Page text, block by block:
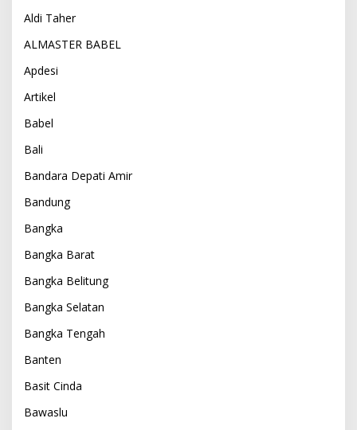
Aldi Taher
ALMASTER BABEL
Apdesi
Artikel
Babel
Bali
Bandara Depati Amir
Bandung
Bangka
Bangka Barat
Bangka Belitung
Bangka Selatan
Bangka Tengah
Banten
Basit Cinda
Bawaslu